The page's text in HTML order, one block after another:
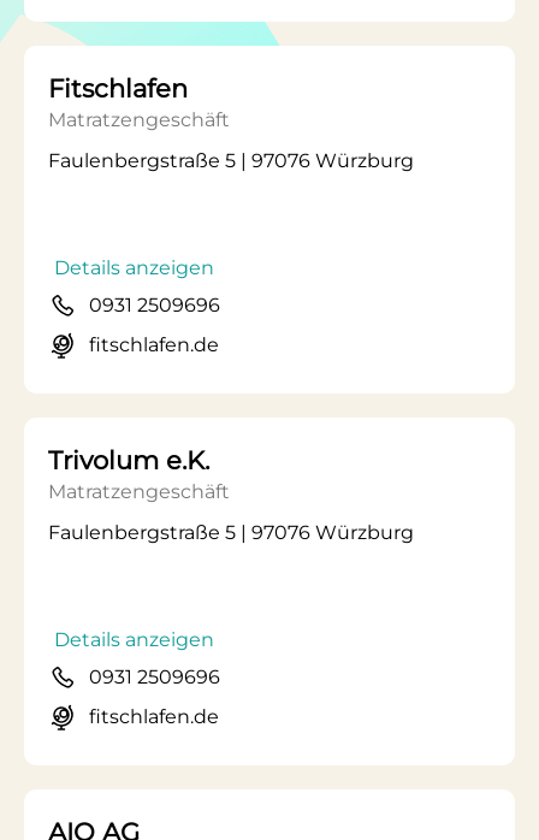
Fitschlafen
Matratzengeschäft
Faulenbergstraße 5 | 97076 Würzburg
Details anzeigen
0931 2509696
fitschlafen.de
Trivolum e.K.
Matratzengeschäft
Faulenbergstraße 5 | 97076 Würzburg
Details anzeigen
0931 2509696
fitschlafen.de
AIO AG